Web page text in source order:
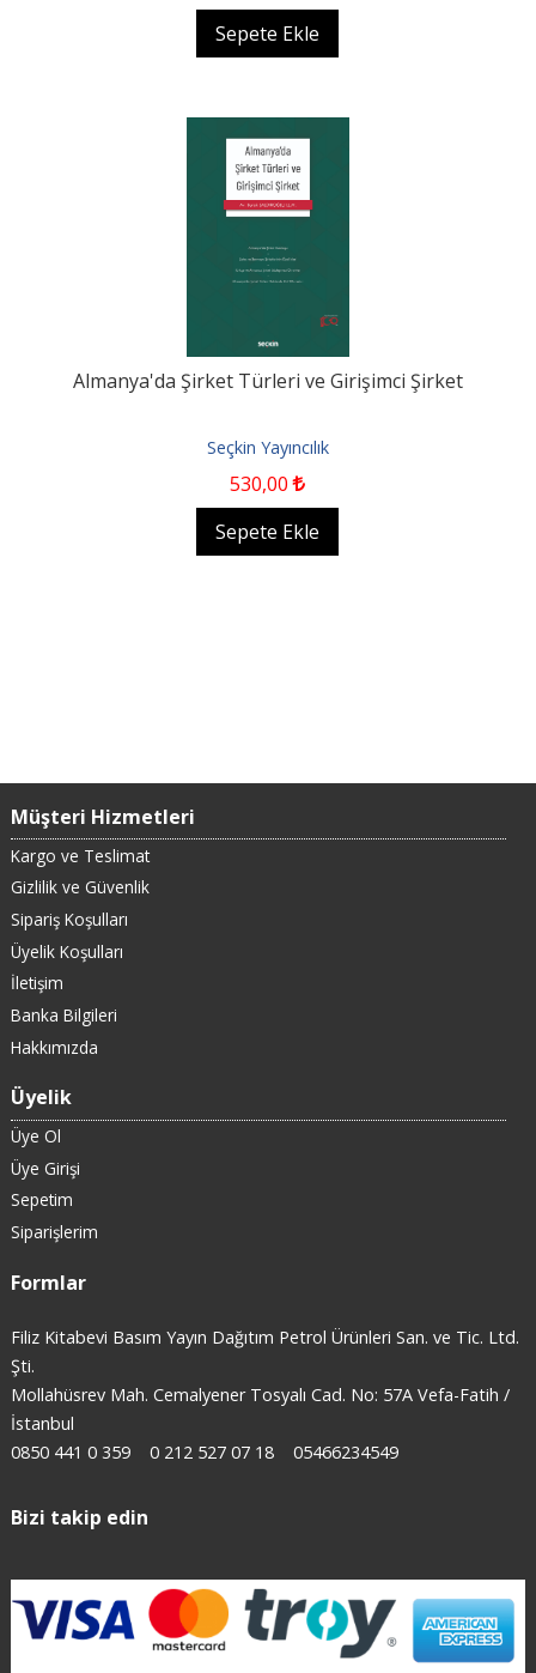
Sepete Ekle
Almanya'da Şirket Türleri ve Girişimci Şirket
Seçkin Yayıncılık
530,00
Sepete Ekle
Müşteri Hizmetleri
Kargo ve Teslimat
Gizlilik ve Güvenlik
Sipariş Koşulları
Üyelik Koşulları
İletişim
Banka Bilgileri
Hakkımızda
Üyelik
Üye Ol
Üye Girişi
Sepetim
Siparişlerim
Formlar
Filiz Kitabevi Basım Yayın Dağıtım Petrol Ürünleri San. ve Tic. Ltd.
Şti.
Mollahüsrev Mah. Cemalyener Tosyalı Cad. No: 57A Vefa-Fatih /
İstanbul
0850 441 0 359
0 212 527 07 18 05466234549
Bizi takip edin